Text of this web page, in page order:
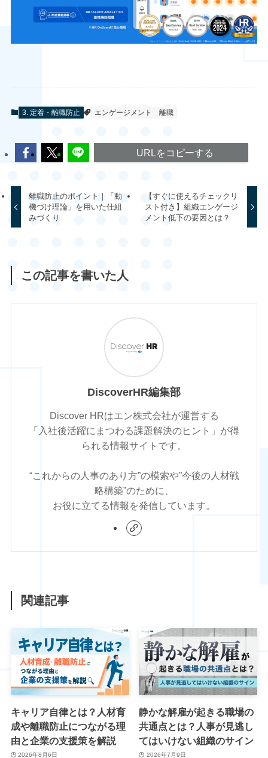
3. 定着・離職防止 エンゲージメント 離職
URLをコピーする
離職防止のポイント｜「動
機づけ理論」を用いた仕組
みづくり
【すぐに使えるチェックリ
スト付き】組織エンゲージ
メント低下の要因とは？
この記事を書いた人
DiscoverHR編集部
Discover HRはエン株式会社が運営する
「入社後活躍にまつわる課題解決のヒント」が得
られる情報サイトです。
“これからの人事のあり方”の模索や”今後の人材戦
略構築”のために、
お役に立てる情報を発信しています。
関連記事
キャリア自律とは？人材育
成や離職防止につながる理
由と企業の支援策を解説
2026年8月6日
静かな解雇が起きる職場の
共通点とは？人事が見逃し
てはいけない組織のサイン
2026年7月9日